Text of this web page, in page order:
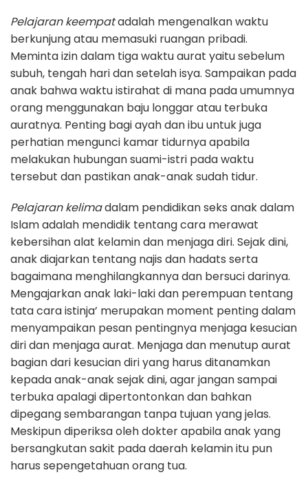
Pelajaran keempatadalah mengenalkan waktu
berkunjung atau memasuki ruangan pribadi.
Meminta izin dalam tiga waktu aurat yaitu sebelum
subuh, tengah hari dan setelah isya. Sampaikan pada
anak bahwa waktu istirahat di mana pada umumnya
orang menggunakan baju longgar atau terbuka
auratnya. Penting bagi ayah dan ibu untuk juga
perhatian mengunci kamar tidurnya apabila
melakukan hubungan suami-istri pada waktu
tersebut dan pastikan anak-anak sudah tidur.
Pelajaran kelimadalam pendidikan seks anak dalam
Islam adalah mendidik tentang cara merawat
kebersihan alat kelamin dan menjaga diri. Sejak dini,
anak diajarkan tentang najis dan hadats serta
bagaimana menghilangkannya dan bersuci darinya.
Mengajarkan anak laki-laki dan perempuan tentang
tata cara istinja’ merupakan moment penting dalam
menyampaikan pesan pentingnya menjaga kesucian
diri dan menjaga aurat. Menjaga dan menutup aurat
bagian dari kesucian diri yang harus ditanamkan
kepada anak-anak sejak dini, agar jangan sampai
terbuka apalagi dipertontonkan dan bahkan
dipegang sembarangan tanpa tujuan yang jelas.
Meskipun diperiksa oleh dokter apabila anak yang
bersangkutan sakit pada daerah kelamin itu pun
harus sepengetahuan orang tua.